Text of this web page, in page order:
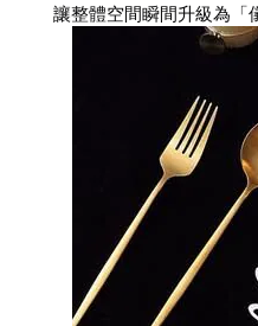
讓整體空間瞬間升級為「